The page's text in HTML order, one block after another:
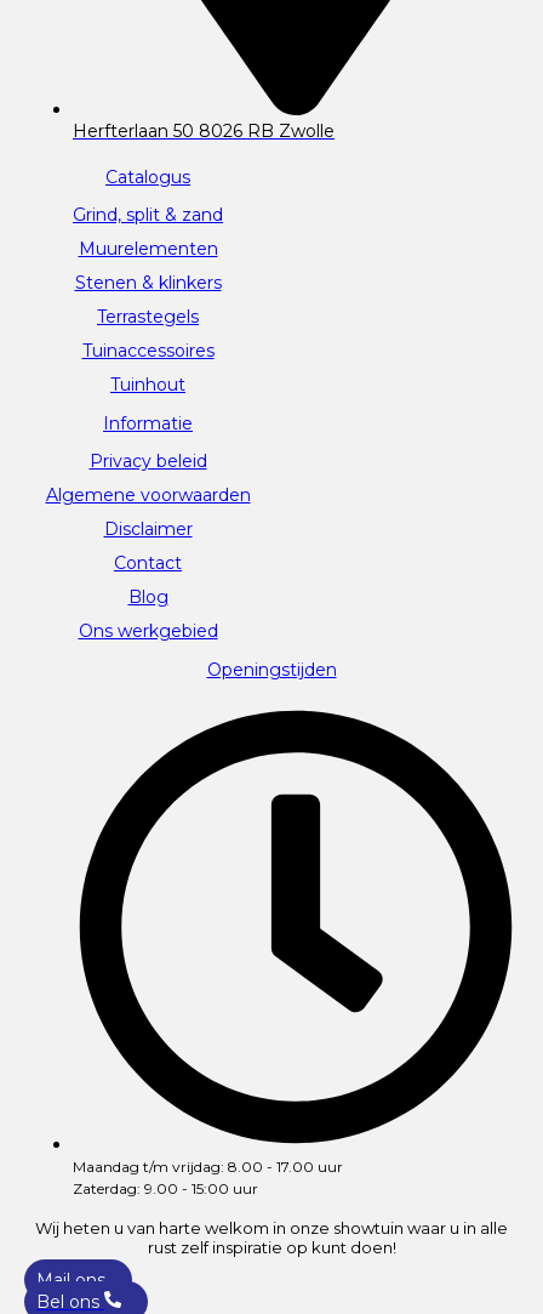
Herfterlaan 50 8026 RB Zwolle
Catalogus
Grind, split & zand
Muurelementen
Stenen & klinkers
Terrastegels
Tuinaccessoires
Tuinhout
Informatie
Privacy beleid
Algemene voorwaarden
Disclaimer
Contact
Blog
Ons werkgebied
Openingstijden
Maandag t/m vrijdag: 8.00 - 17.00 uur
Zaterdag: 9.00 - 15:00 uur
Wij heten u van harte welkom in onze showtuin waar u in alle
rust zelf inspiratie op kunt doen!
Mail ons
Bel ons